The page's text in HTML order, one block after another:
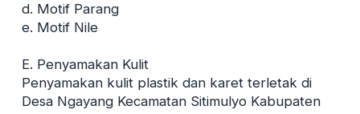
d. Motif Parang
e. Motif Nile
E. Penyamakan Kulit
Penyamakan kulit plastik dan karet terletak di
Desa Ngayang Kecamatan Sitimulyo Kabupaten